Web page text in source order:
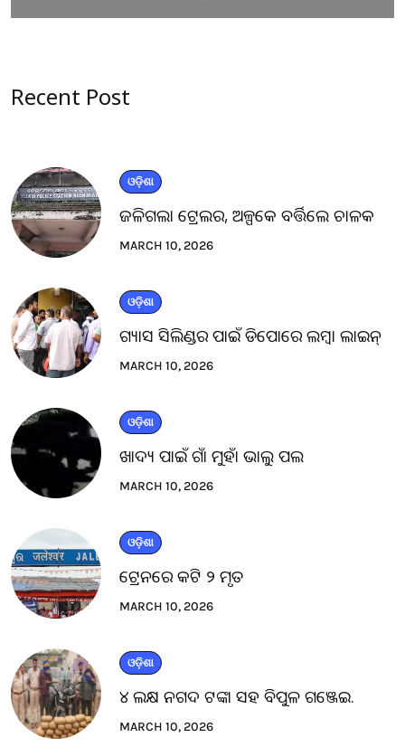
Recent Post
ଓଡ଼ିଶା
ଜଳିଗଲା ଟ୍ରେଲର, ଅଳ୍ପକେ ବର୍ତ୍ତିଲେ ଚାଳକ
MARCH 10, 2026
ଓଡ଼ିଶା
ଗ୍ୟାସ ସିଲିଣ୍ଡର ପାଇଁ ଡିପୋରେ ଲମ୍ବା ଲାଇନ୍
MARCH 10, 2026
ଓଡ଼ିଶା
ଖାଦ୍ୟ ପାଇଁ ଗାଁ ମୁହାଁ ଭାଲୁ ପଲ
MARCH 10, 2026
ଓଡ଼ିଶା
ଟ୍ରେନରେ କଟି ୨ ମୃତ
MARCH 10, 2026
ଓଡ଼ିଶା
୪ ଲକ୍ଷ ନଗଦ ଟଙ୍କା ସହ ବିପୁଳ ଗଞ୍ଜେଇ.
MARCH 10, 2026